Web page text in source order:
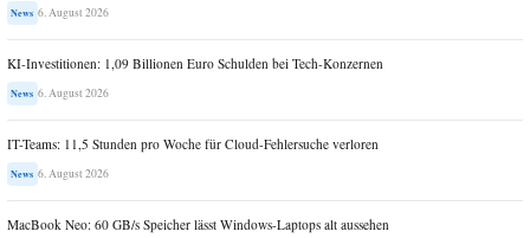
News 6. August 2026
KI-Investitionen: 1,09 Billionen Euro Schulden bei Tech-Konzernen
News 6. August 2026
IT-Teams: 11,5 Stunden pro Woche für Cloud-Fehlersuche verloren
News 6. August 2026
MacBook Neo: 60 GB/s Speicher lässt Windows-Laptops alt aussehen